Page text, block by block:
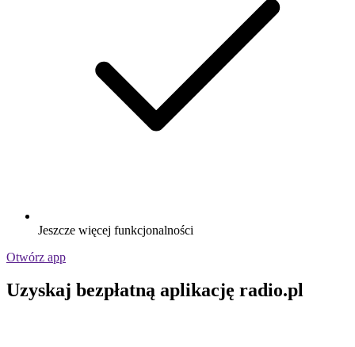
Jeszcze więcej funkcjonalności
Otwórz app
Uzyskaj bezpłatną aplikację radio.pl